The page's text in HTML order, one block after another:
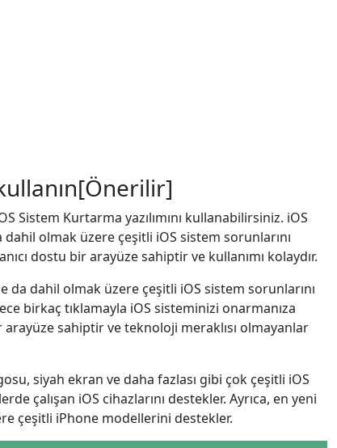
Kurtarma yazılımını kullanabilirsiniz. iOS
olmak üzere çeşitli iOS sistem sorunlarını
dostu bir arayüze sahiptir ve kullanımı kolaydır.
da dahil olmak üzere çeşitli iOS sistem sorunlarını
birkaç tıklamayla iOS sisteminizi onarmanıza
arayüze sahiptir ve teknoloji meraklısı olmayanlar
siyah ekran ve daha fazlası gibi çok çeşitli iOS
çalışan iOS cihazlarını destekler. Ayrıca, en yeni
çeşitli iPhone modellerini destekler.